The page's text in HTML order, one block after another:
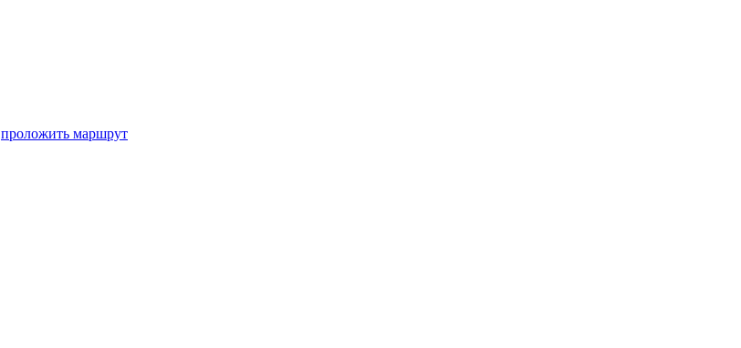
проложить маршрут